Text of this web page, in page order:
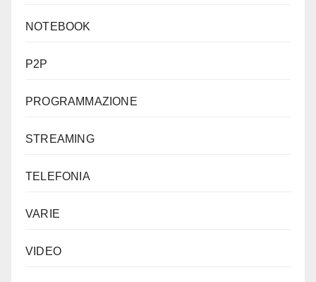
NOTEBOOK
P2P
PROGRAMMAZIONE
STREAMING
TELEFONIA
VARIE
VIDEO